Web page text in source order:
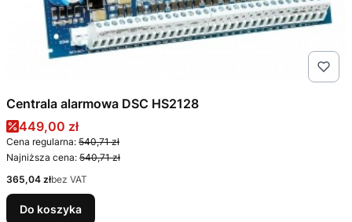
Centrala alarmowa DSC HS2128
Cena promocyjna
449,00 zł
Cena regularna: 540,71 zł
Najniższa cena: 540,71 zł
Cena
365,04 złbez VAT
Do koszyka